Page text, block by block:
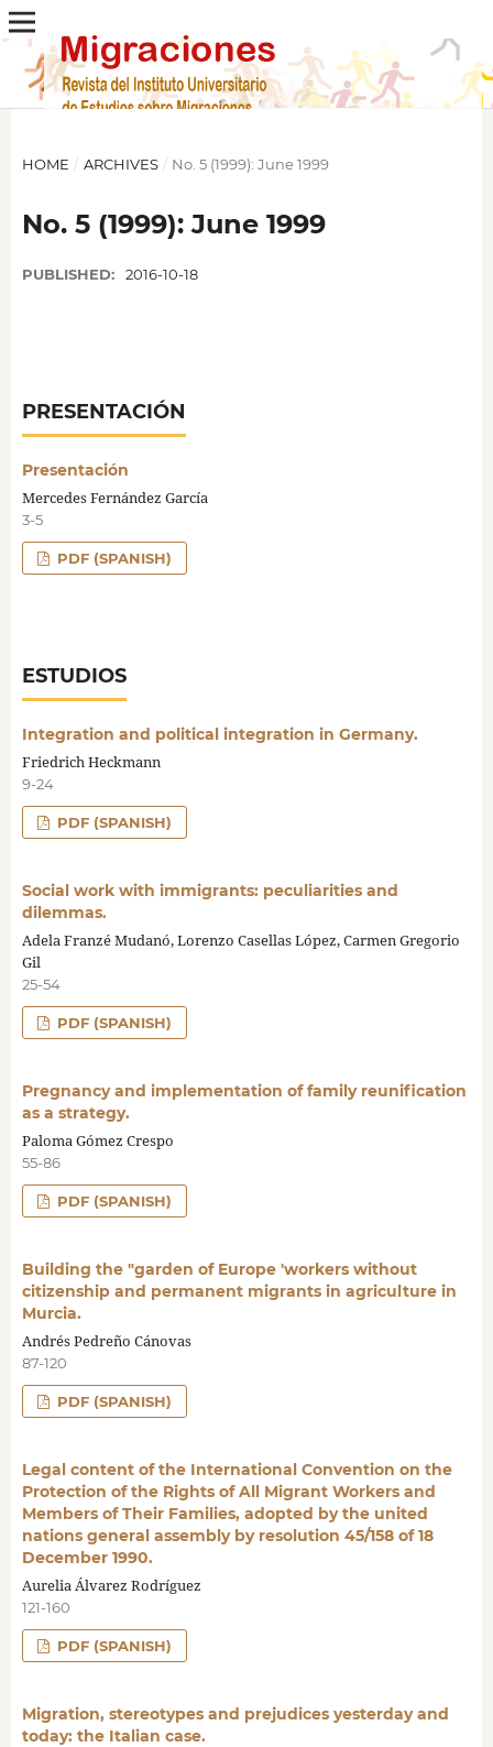
HOME / ARCHIVES / No. 5 (1999): June 1999
No. 5 (1999): June 1999
PUBLISHED: 2016-10-18
PRESENTACIÓN
Presentación
Mercedes Fernández García
3-5
PDF (SPANISH)
ESTUDIOS
Integration and political integration in Germany.
Friedrich Heckmann
9-24
PDF (SPANISH)
Social work with immigrants: peculiarities and
dilemmas.
Adela Franzé Mudanó, Lorenzo Casellas López, Carmen Gregorio
Gil
25-54
PDF (SPANISH)
Pregnancy and implementation of family reunification
as a strategy.
Paloma Gómez Crespo
55-86
PDF (SPANISH)
Building the "garden of Europe 'workers without
citizenship and permanent migrants in agriculture in
Murcia.
Andrés Pedreño Cánovas
87-120
PDF (SPANISH)
Legal content of the International Convention on the
Protection of the Rights of All Migrant Workers and
Members of Their Families, adopted by the united
nations general assembly by resolution 45/158 of 18
December 1990.
Aurelia Álvarez Rodríguez
121-160
PDF (SPANISH)
Migration, stereotypes and prejudices yesterday and
today: the Italian case.